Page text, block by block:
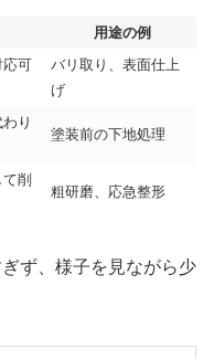
用途の例
応可
バリ取り、表面仕上
げ
り
塗装前の下地処理
削
粗研磨、応急整形
ず、様子を見ながら少